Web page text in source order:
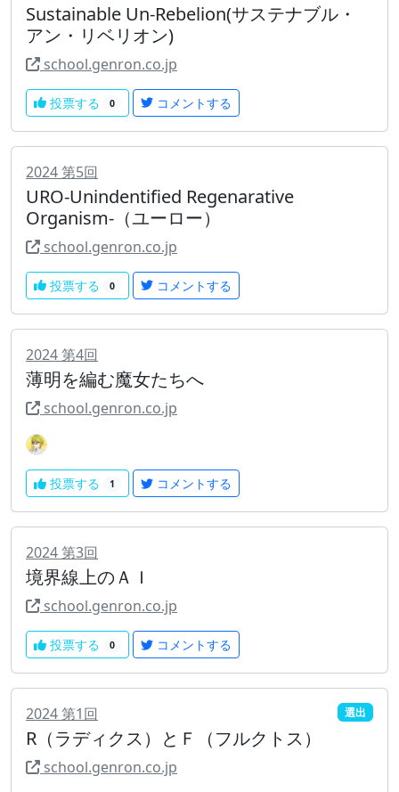
Sustainable Un-Rebelion(サステナブル・
アン・リベリオン)
school.genron.co.jp
投票する 0 コメントする
2024第5回
URO-Unindentified Regenarative
Organism-（ユーロー）
school.genron.co.jp
投票する 0 コメントする
2024第4回
薄明を編む魔女たちへ
school.genron.co.jp
投票する 1 コメントする
2024第3回
境界線上のＡＩ
school.genron.co.jp
投票する 0 コメントする
2024第1回 選出
R（ラディクス）とＦ（フルクトス）
school.genron.co.jp